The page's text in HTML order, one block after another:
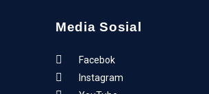
Media Sosial
Facebok
Instagram